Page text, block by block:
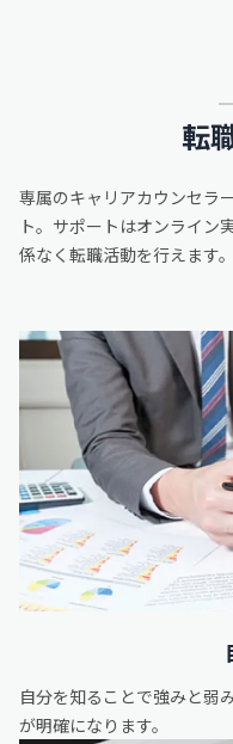
転
専属のキャリアカウンセラ
ト。 サポートはオンライン
係なく転職活動を行えます。
自分を知ることで強みと弱
が明確になります。